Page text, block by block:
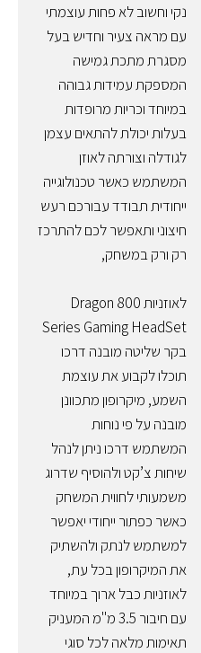
נקי וחשוב לא פחות עוצמתי
עם מראה צעיר וחדיש בעל
מסגרת מתכת גמישה
המספקת עמידות גבוהה
במיוחד וכריות מרופדות
בעלות יכולת להתאים עצמן
לגודלה וצורתה לאוזן
המשתמש כאשר טכנולוגייה
ייחודית תבודד עבורכם רעש
חיצוני ותאפשר לכם להתרכז
רק ורק במשחק,
לאוזניות Dragon 800
Series Gaming HeadSet
בקר שליטה מובנה דרכו
תוכלו לקבוע את עוצמת
השמע, מיקרופון מתכוונן
מובנה על פי נוחות
המשתמש דרכו ניתן לנהל
שיחות צ’קט ולהוסיף שדרוג
משמעותי לחווית המשחק
כאשר כפתור ייחודי יאפשר
למשתמש לנתק ולהשתיק
את המיקרופון בכל עת,
לאוזניות כבל ארוך במיוחד
עם חיבור 3.5 מ"מ המעניק
תאימות מלאה לכל סוגי